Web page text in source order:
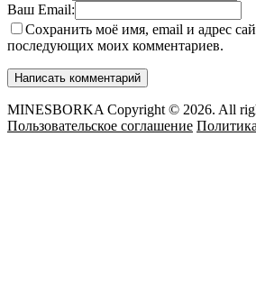
Ваш Email:
Сохранить моё имя, email и адрес
последующих моих комментариев.
MINESBORKA Copyright © 2026. All
Пользовательское соглашение